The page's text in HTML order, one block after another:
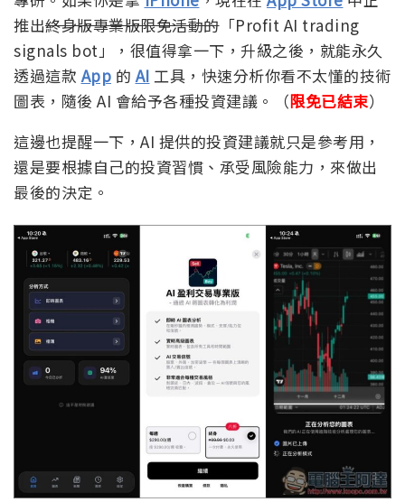
推出終身版專業版限免活動的「Profit AI trading
signals bot」，很值得拿一下，升級之後，就能永久
透過這款 App 的 AI 工具，快速分析你看不太懂的技術
圖表，隨後 AI 會給予各種投資建議。（限免已結束）
這邊也提醒一下，AI 提供的投資建議就只是參考用，
還是要根據自己的投資習慣、承受風險能力，來做出
最後的決定。